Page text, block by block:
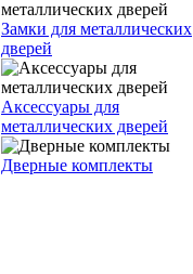
Замки для металлических
дверей
Аксессуары для
металлических дверей
Дверные комплекты